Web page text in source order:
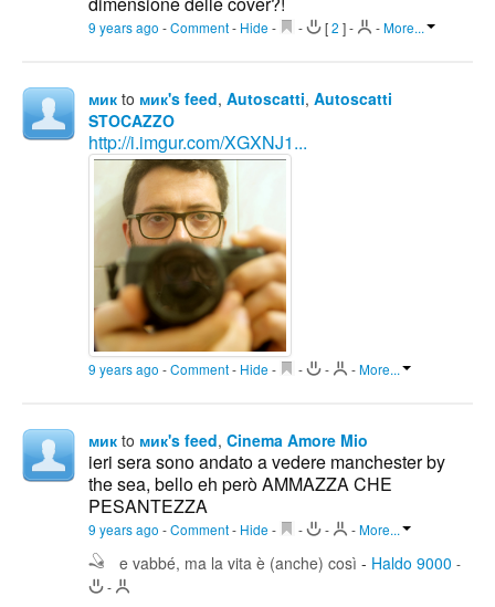
9 years ago -Comment- Hide - - [2 ]- -More...
мик to мик's feed, Autoscatti, Autoscatti
STOCAZZO
http://i.imgur.com/XGXNJ1...
9 years ago -Comment- Hide - - - -More...
мик to мик's feed, Cinema Amore Mio
ieri sera sono andato a vedere manchester by
the sea, bello eh però AMMAZZA CHE
PESANTEZZA
9 years ago -Comment- Hide - - - -More...
e vabbé, ma la vita è (anche) così - Haldo 9000 -
-